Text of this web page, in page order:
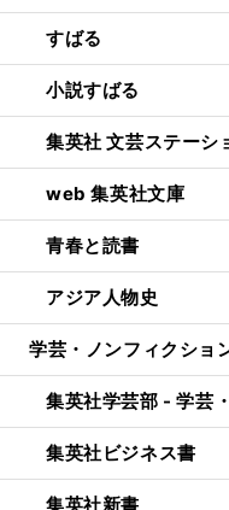
すばる
小説すばる
集英社 文芸ステーシ
web 集英社文庫
青春と読書
アジア人物史
学芸・ノンフィクショ
集英社学芸部 - 学芸
集英社ビジネス書
集英社新書